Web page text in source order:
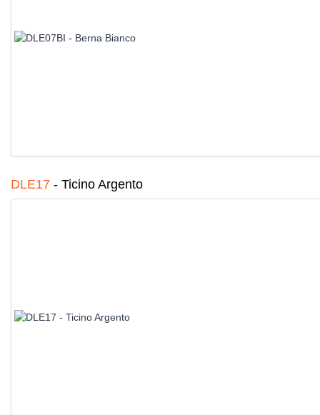
DLE17 - Ticino Argento